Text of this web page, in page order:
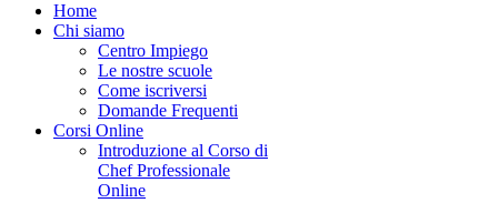
Home
Chi siamo
Centro Impiego
Le nostre scuole
Come iscriversi
Domande Frequenti
Corsi Online
Introduzione al Corso di
Chef Professionale
Online